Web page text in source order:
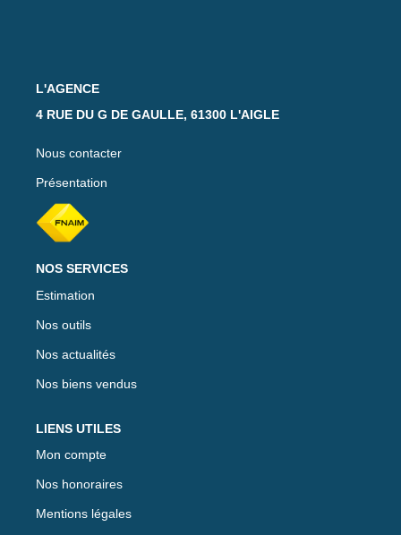
L'AGENCE
4 RUE DU G DE GAULLE, 61300 L'AIGLE
Nous contacter
Présentation
NOS SERVICES
Estimation
Nos outils
Nos actualités
Nos biens vendus
LIENS UTILES
Mon compte
Nos honoraires
Mentions légales